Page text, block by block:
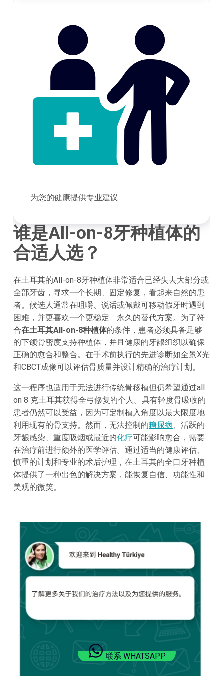
为您的健康提供专业建议
谁是All-on-8牙种植体的
合适人选？
在土耳其的All-on-8牙种植体非常适合已经失去大部分或
全部牙齿，寻求一个长期、固定修复，看起来自然的患
者。候选人通常在咀嚼、说话或佩戴可移动假牙时遇到
困难，并更喜欢一个更稳定、永久的替代方案。为了符
合在土耳其All-on-8种植体的条件，患者必须具备足够
的下颌骨密度支持种植体，并且健康的牙龈组织以确保
正确的愈合和整合。在手术前执行的先进诊断如全景X光
和CBCT成像可以评估骨质量并设计精确的治疗计划。
这一程序也适用于无法进行传统骨移植但仍希望通过all
on 8 克土耳其获得全弓修复的个人。具有轻度骨吸收的
患者仍然可以受益，因为可定制植入角度以最大限度地
利用现有的骨支持。然而，无法控制的糖尿病 、活跃的
牙龈感染、重度吸烟或最近的化疗可能影响愈合，需要
在治疗前进行额外的医学评估。通过适当的健康评估、
慎重的计划和专业的术后护理，在土耳其的全口牙种植
体提供了一种出色的解决方案，能恢复自信、功能性和
美观的微笑。
联系 WHATSAPP